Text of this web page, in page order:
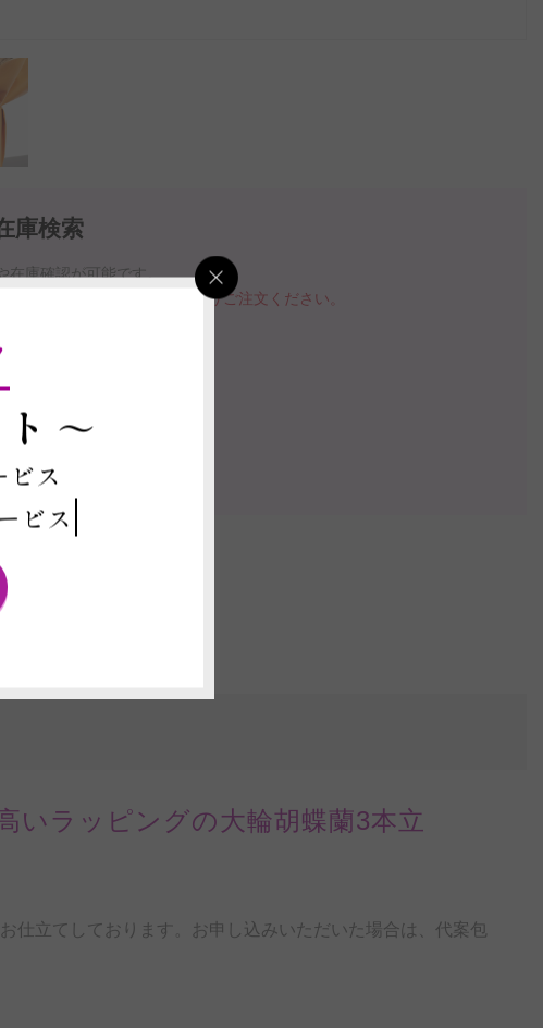
庫検索
在庫確認が可能です。
の商品を購入する」ボタンよりご注文ください。
ご指定いただけます。
ての案内動画
を確認する
いラッピングの大輪胡蝶蘭3本立
仕立てしております。お申し込みいただいた場合は、代案包
～
ス
ビス